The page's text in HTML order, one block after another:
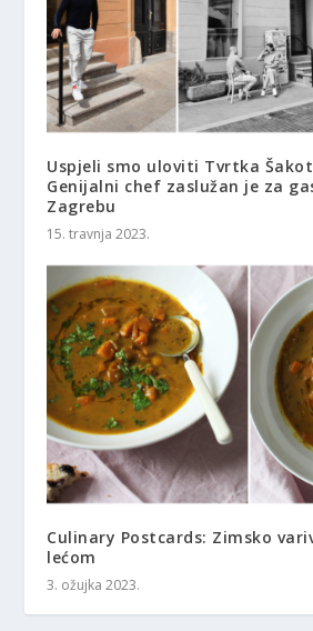
Uspjeli smo uloviti Tvrtka
Genijalni chef zaslužan je za
Zagrebu
15. travnja 2023.
Culinary Postcards: Zimsko
lećom
3. ožujka 2023.